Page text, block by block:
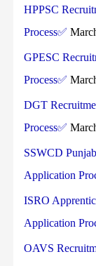
HPPSC
Process✅
GPESC
Process✅
DGT
Process✅
SSWCD
Application
ISRO
Application
OAVS